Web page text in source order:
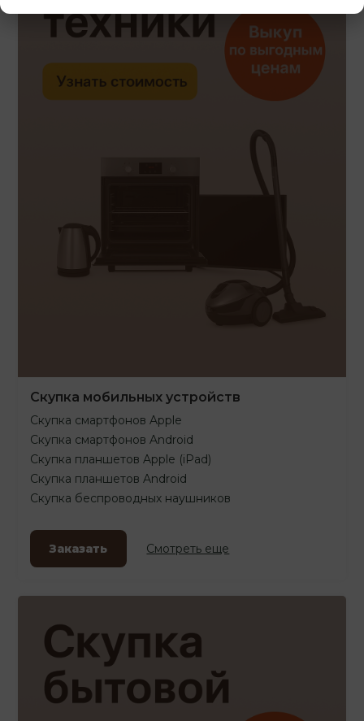
Скупка мобильных устройств
Скупка смартфонов Apple
Скупка смартфонов Android
Скупка планшетов Apple (iPad)
Скупка планшетов Android
Скупка беспроводных наушников
Заказать Смотреть еще